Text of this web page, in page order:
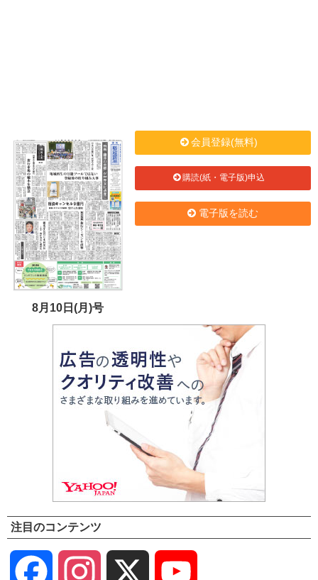
8月10日(月)号
会員登録(無料)
購読(紙・電子版)申込
電子版を読む
注目のコンテンツ
Facebook Instagram